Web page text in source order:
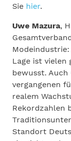
Sie hier.
Uwe Mazura,
Lage ist
bewusst.
vergangenen
realem
Rekordzahlen
Standort